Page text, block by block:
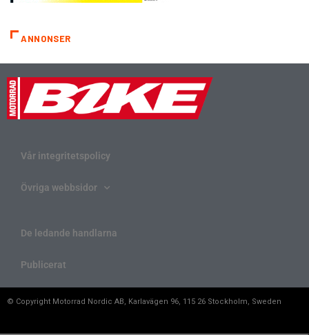
ANNONSER
Vår integritetspolicy
Övriga webbsidor
De ledande handlarna
Publicerat
© Copyright Motorrad Nordic AB, Karlavägen 96, 115 26 Stockholm, Sweden